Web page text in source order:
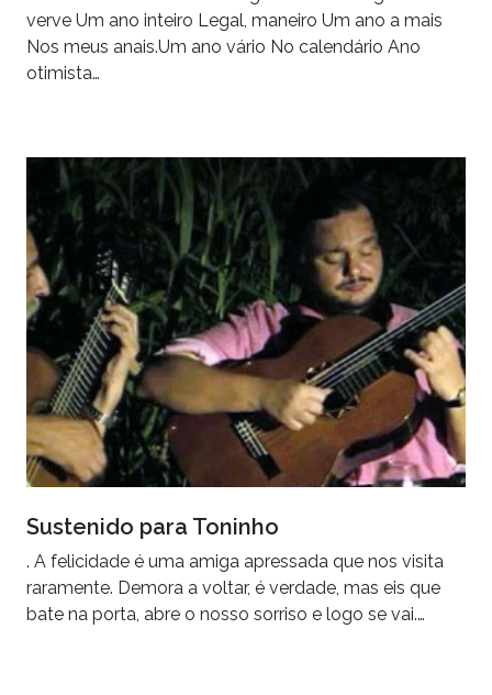
verve Um ano inteiro Legal, maneiro Um ano a mais
Nos meus anais.Um ano vário No calendário Ano
otimista…
Sustenido para Toninho
. A felicidade é uma amiga apressada que nos visita
raramente. Demora a voltar, é verdade, mas eis que
bate na porta, abre o nosso sorriso e logo se vai.…